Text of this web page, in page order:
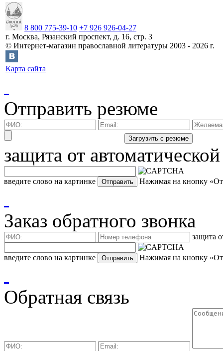
8 800 775-39-10 +7 926 926-04-27
г. Москва, Рязанский проспект, д. 16, стр. 3
© Интернет-магазин православной литературы 2003 - 2026 г.
Карта сайта
Отправить резюме
защита от
введите слово на картинке Нажимая на кнопку
Заказ обратного звонка
защита
введите слово на картинке Нажимая на кнопку
Обратная связь